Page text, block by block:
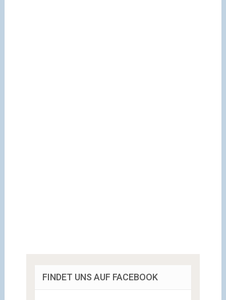
FINDET UNS AUF FACEBOOK